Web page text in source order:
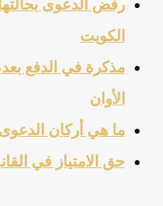
رفض الدعوى
الكويت
مذكرة في الدفع
الأوان
ما هي أركان
حق الامتياز في